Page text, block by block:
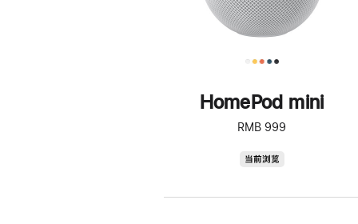
HomePod mini
RMB 999
当前浏览